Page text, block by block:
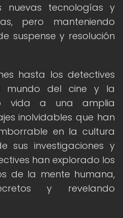
tecnologías y
pero manteniendo
suspense y resolución
hasta los detectives
mundo del cine y la
vida a una amplia
inolvidables que han
en la cultura
sus investigaciones y
han explorado los
de la mente humana,
y revelando